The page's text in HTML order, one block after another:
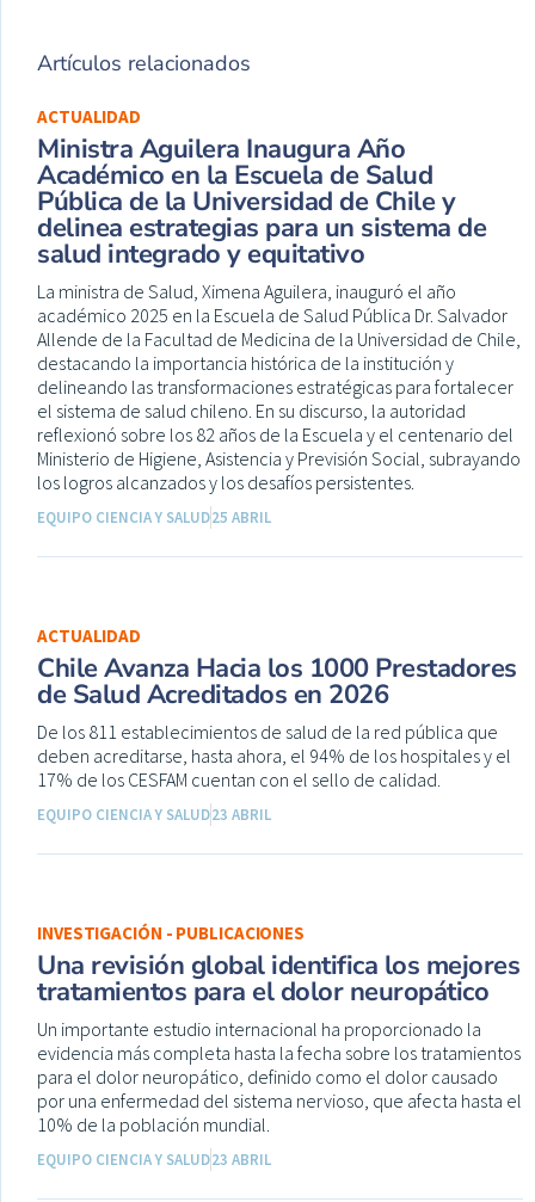
Artículos relacionados
ACTUALIDAD
Ministra Aguilera Inaugura Año
Académico en la Escuela de Salud
Pública de la Universidad de Chile y
delinea estrategias para un sistema de
salud integrado y equitativo
La ministra de Salud, Ximena Aguilera, inauguró el año
académico 2025 en la Escuela de Salud Pública Dr. Salvador
Allende de la Facultad de Medicina de la Universidad de Chile,
destacando la importancia histórica de la institución y
delineando las transformaciones estratégicas para fortalecer
el sistema de salud chileno. En su discurso, la autoridad
reflexionó sobre los 82 años de la Escuela y el centenario del
Ministerio de Higiene, Asistencia y Previsión Social, subrayando
los logros alcanzados y los desafíos persistentes.
EQUIPO CIENCIA Y SALUD25 ABRIL
ACTUALIDAD
Chile Avanza Hacia los 1000 Prestadores
de Salud Acreditados en 2026
De los 811 establecimientos de salud de la red pública que
deben acreditarse, hasta ahora, el 94% de los hospitales y el
17% de los CESFAM cuentan con el sello de calidad.
EQUIPO CIENCIA Y SALUD23 ABRIL
INVESTIGACIÓN - PUBLICACIONES
Una revisión global identifica los mejores
tratamientos para el dolor neuropático
Un importante estudio internacional ha proporcionado la
evidencia más completa hasta la fecha sobre los tratamientos
para el dolor neuropático, definido como el dolor causado
por una enfermedad del sistema nervioso, que afecta hasta el
10% de la población mundial.
EQUIPO CIENCIA Y SALUD23 ABRIL